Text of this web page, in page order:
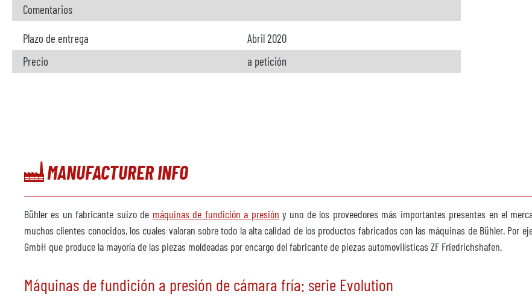
Comentarios
Plazo de entrega
Abril 2020
Precio
a petición
MANUFACTURER INFO
Bühler es un fabricante suizo de máquinas de fundición a presión y uno de los proveedores más importantes presentes en el
muchos clientes conocidos, los cuales valoran sobre todo la alta calidad de los productos fabricados con las máquinas de Bühler. Por
GmbH que produce la mayoría de las piezas moldeadas por encargo del fabricante de piezas automovilísticas ZF Friedrichshafen.
Máquinas de fundición a presión de cámara fría: serie Evolution